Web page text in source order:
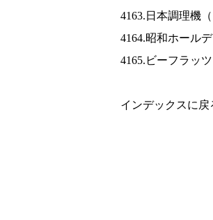
4163.日本調理機（
4164.昭和ホール
4165.ビーフラッ
インデックスに戻